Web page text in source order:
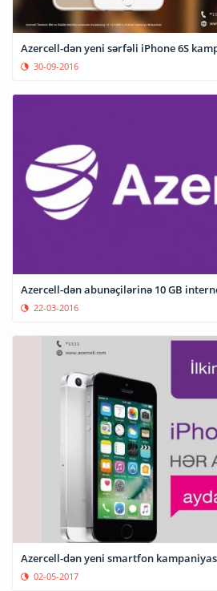
Azercell-dən yeni sərfəli iPhone 6S
30-09-2016
Azercell-dən abunəçilərinə 10 GB
22-03-2016
Azercell-dən yeni smartfon
02-05-2017